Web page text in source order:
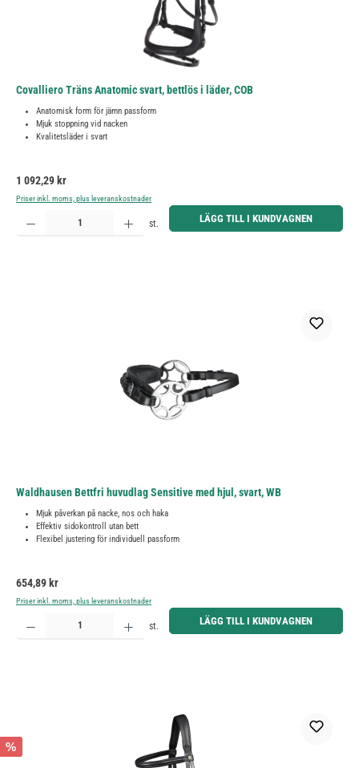
Covalliero Träns Anatomic svart, bettlös i läder, COB
Anatomisk form för jämn passform
Mjuk stoppning vid nacken
Kvalitetsläder i svart
Ordinarie pris:
1 092,29 kr
Priser inkl. moms, plus leveranskostnader
Produktkvantitet: Ange önskat belopp eller använd knapparna för att öka eller minska kvantiteten.
st. LÄGG TILL I KUNDVAGNEN
Waldhausen Bettfri huvudlag Sensitive med hjul, svart, WB
Mjuk påverkan på nacke, nos och haka
Effektiv sidokontroll utan bett
Flexibel justering för individuell passform
Ordinarie pris:
654,89 kr
Priser inkl. moms, plus leveranskostnader
Produktkvantitet: Ange önskat belopp eller använd knapparna för att öka eller minska kvantiteten.
st. LÄGG TILL I KUNDVAGNEN
%